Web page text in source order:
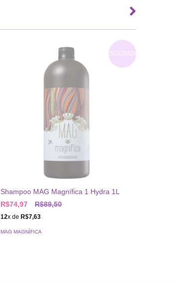
ESGOTADO
Shampoo MAG Magnífica 1 Hydra 1L
R$74,97
R$89,50
12x de R$7,63
MAG MAGNÍFICA